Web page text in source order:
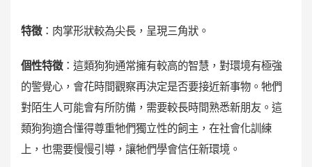
特徵：肉掌形狀較為尖長，呈現三角狀。
個性特徵：這類狗狗通常擁有較高的智慧，對環境有極強
的警覺心，會花時間觀察再決定是否要接近新事物。牠們
對陌生人可能會有所防備，需要較長時間熟悉新朋友。這
類狗狗適合懂得尊重牠們獨立性的飼主，在社會化訓練
上，也需要慢慢引導，讓牠們學會信任新環境。